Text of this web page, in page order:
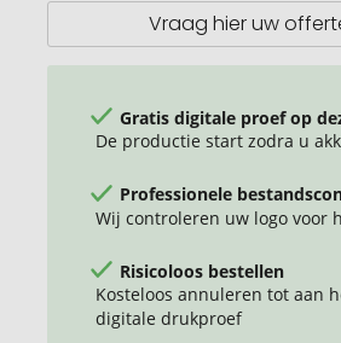
Vraag hier uw
Gratis digitale proef op
De productie start zodra u
Professionele
Wij controleren uw logo voor
Risicoloos bestellen
Kosteloos annuleren tot aan
digitale drukproef